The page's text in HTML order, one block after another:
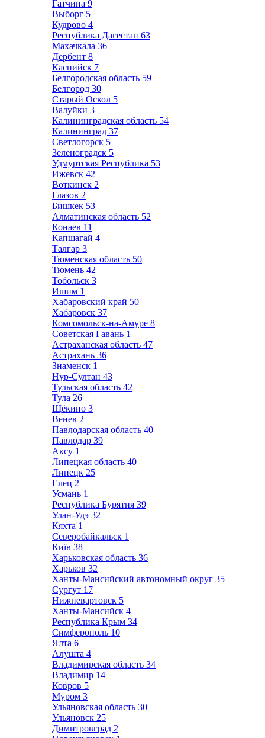
Гатчина 9
Выборг 5
Кудрово 4
Республика Дагестан 63
Махачкала 36
Дербент 8
Каспийск 7
Белгородская область 59
Белгород 30
Старый Оскол 5
Валуйки 3
Калининградская область 54
Калининград 37
Светлогорск 5
Зеленоградск 5
Удмуртская Республика 53
Ижевск 42
Воткинск 2
Глазов 2
Бишкек 53
Алматинская область 52
Конаев 11
Капшагай 4
Талгар 3
Тюменская область 50
Тюмень 42
Тобольск 3
Ишим 1
Хабаровский край 50
Хабаровск 37
Комсомольск-на-Амуре 8
Советская Гавань 1
Астраханская область 47
Астрахань 36
Знаменск 1
Нур-Султан 43
Тульская область 42
Тула 26
Щёкино 3
Венев 2
Павлодарская область 40
Павлодар 39
Аксу 1
Липецкая область 40
Липецк 25
Елец 2
Усмань 1
Республика Бурятия 39
Улан-Удэ 32
Кяхта 1
Северобайкальск 1
Київ 38
Харьковская область 36
Харьков 32
Ханты-Мансийский автономный округ 35
Сургут 17
Нижневартовск 5
Ханты-Мансийск 4
Республика Крым 34
Симферополь 10
Ялта 6
Алушта 4
Владимирская область 34
Владимир 14
Ковров 5
Муром 3
Ульяновская область 30
Ульяновск 25
Димитровград 2